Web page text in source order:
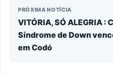
PRÓXIMA NOTÍCIA
VITÓRIA, SÓ ALEGRIA :
Síndrome de Down
em Codó